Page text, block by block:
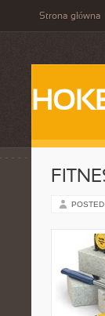
Strona główna